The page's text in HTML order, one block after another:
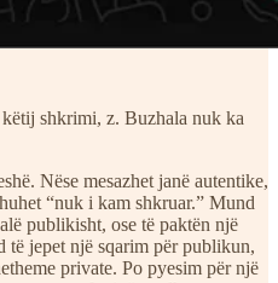
shkrimi, z. Buzhala nuk ka
Nëse mesazhet janë autentike,
“nuk i kam shkruar.” Mund
publikisht, ose të paktën një
jepet një sqarim për publikun,
private. Po pyesim për një